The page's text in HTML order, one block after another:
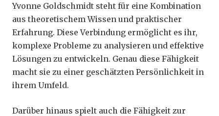
Yvonne Goldschmidt steht für eine Kombination
aus theoretischem Wissen und praktischer
Erfahrung. Diese Verbindung ermöglicht es ihr,
komplexe Probleme zu analysieren und effektive
Lösungen zu entwickeln. Genau diese Fähigkeit
macht sie zu einer geschätzten Persönlichkeit in
ihrem Umfeld.
Darüber hinaus spielt auch die Fähigkeit zur